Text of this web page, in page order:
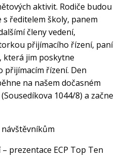
aktivit. Rodiče budou
ředitelem školy, panem
členy vedení,
přijímacího řízení, paní
která jim poskytne
přijímacím řízení. Den
na našem dočasném
1044/8) a začne
návštěvníkům
– prezentace ECP Top Ten